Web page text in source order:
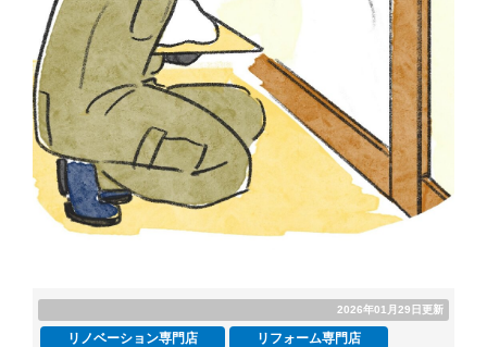
2026年01月29日更新
リノベーション専門店
リフォーム専門店